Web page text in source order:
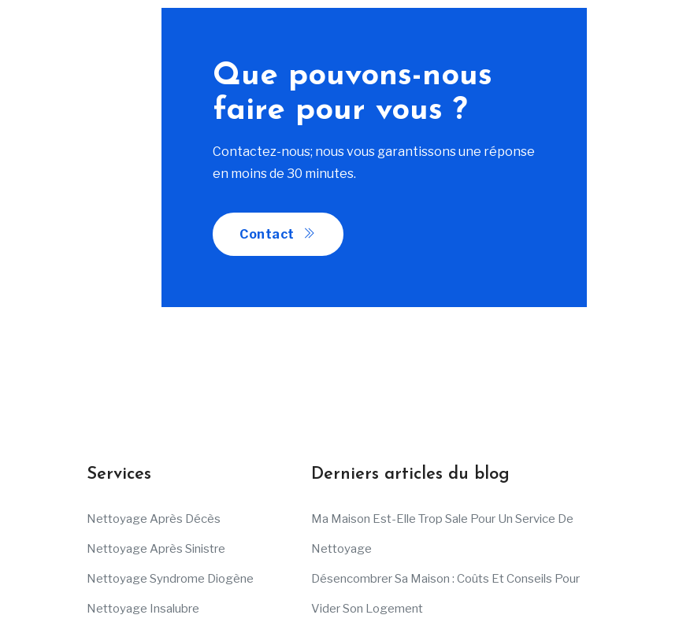
Que pouvons-nous
faire pour vous ?
Contactez-nous; nous vous garantissons une réponse
en moins de 30 minutes.
Contact
Services
Nettoyage Après Décès
Nettoyage Après Sinistre
Nettoyage Syndrome Diogène
Nettoyage Insalubre
Derniers articles du blog
Ma Maison Est-Elle Trop Sale Pour Un Service De
Nettoyage
Désencombrer Sa Maison : Coûts Et Conseils Pour
Vider Son Logement